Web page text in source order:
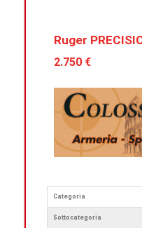
Ruger
2.750 €
Categoria
Sottocategoria